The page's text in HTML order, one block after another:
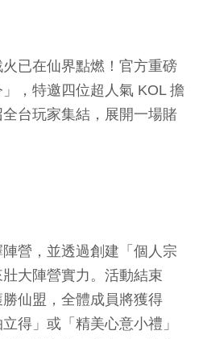
已在仙界點燃！官方重磅
，特邀四位超人氣 KOL 擔
台玩家集結，展開一場賭
營，並透過創建「個人宗
大陣營實力。活動結束
仙盟，全體成員將獲得
得」或「精美心意小禮」